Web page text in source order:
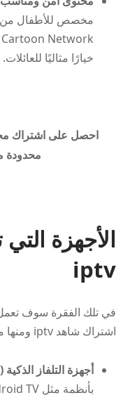
خيارًا مثاليًا للعائلات.
محدودة
الأجهزة
iptv
في تلك الفقرة سوف
اشتراك شاهد iptv ومنها ما يلي:
أجهزة التلفاز الذكية (Smart TVs):